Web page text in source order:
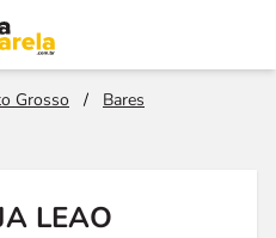
Grosso /
Bares
LEAO